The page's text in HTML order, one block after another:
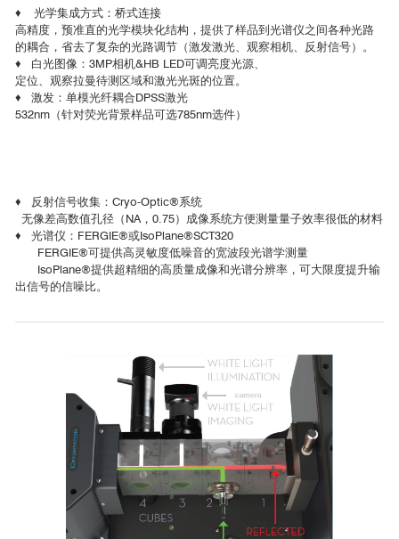
♦ 光学集成方式：桥式连接
高精度，预准直的光学模块化结构，提供了样品到光谱仪之间各种光路
的耦合，省去了复杂的光路调节（激发激光、观察相机、反射信号）。
♦ 白光图像：3MP相机&HB LED可调亮度光源、
定位、观察拉曼待测区域和激光光斑的位置。
♦ 激发：单模光纤耦合DPSS激光
532nm（针对荧光背景样品可选785nm选件）
♦ 反射信号收集：Cryo-Optic®系统
无像差高数值孔径（NA，0.75）成像系统方便测量量子效率很低的材料
♦ 光谱仪：FERGIE®或IsoPlane®SCT320
FERGIE®可提供高灵敏度低噪音的宽波段光谱学测量
IsoPlane®提供超精细的高质量成像和光谱分辨率，可大限度提升输
出信号的信噪比。